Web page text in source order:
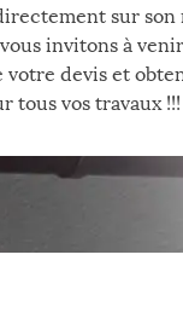
sur son
invitons à
votre devis et
tous vos travaux !!!